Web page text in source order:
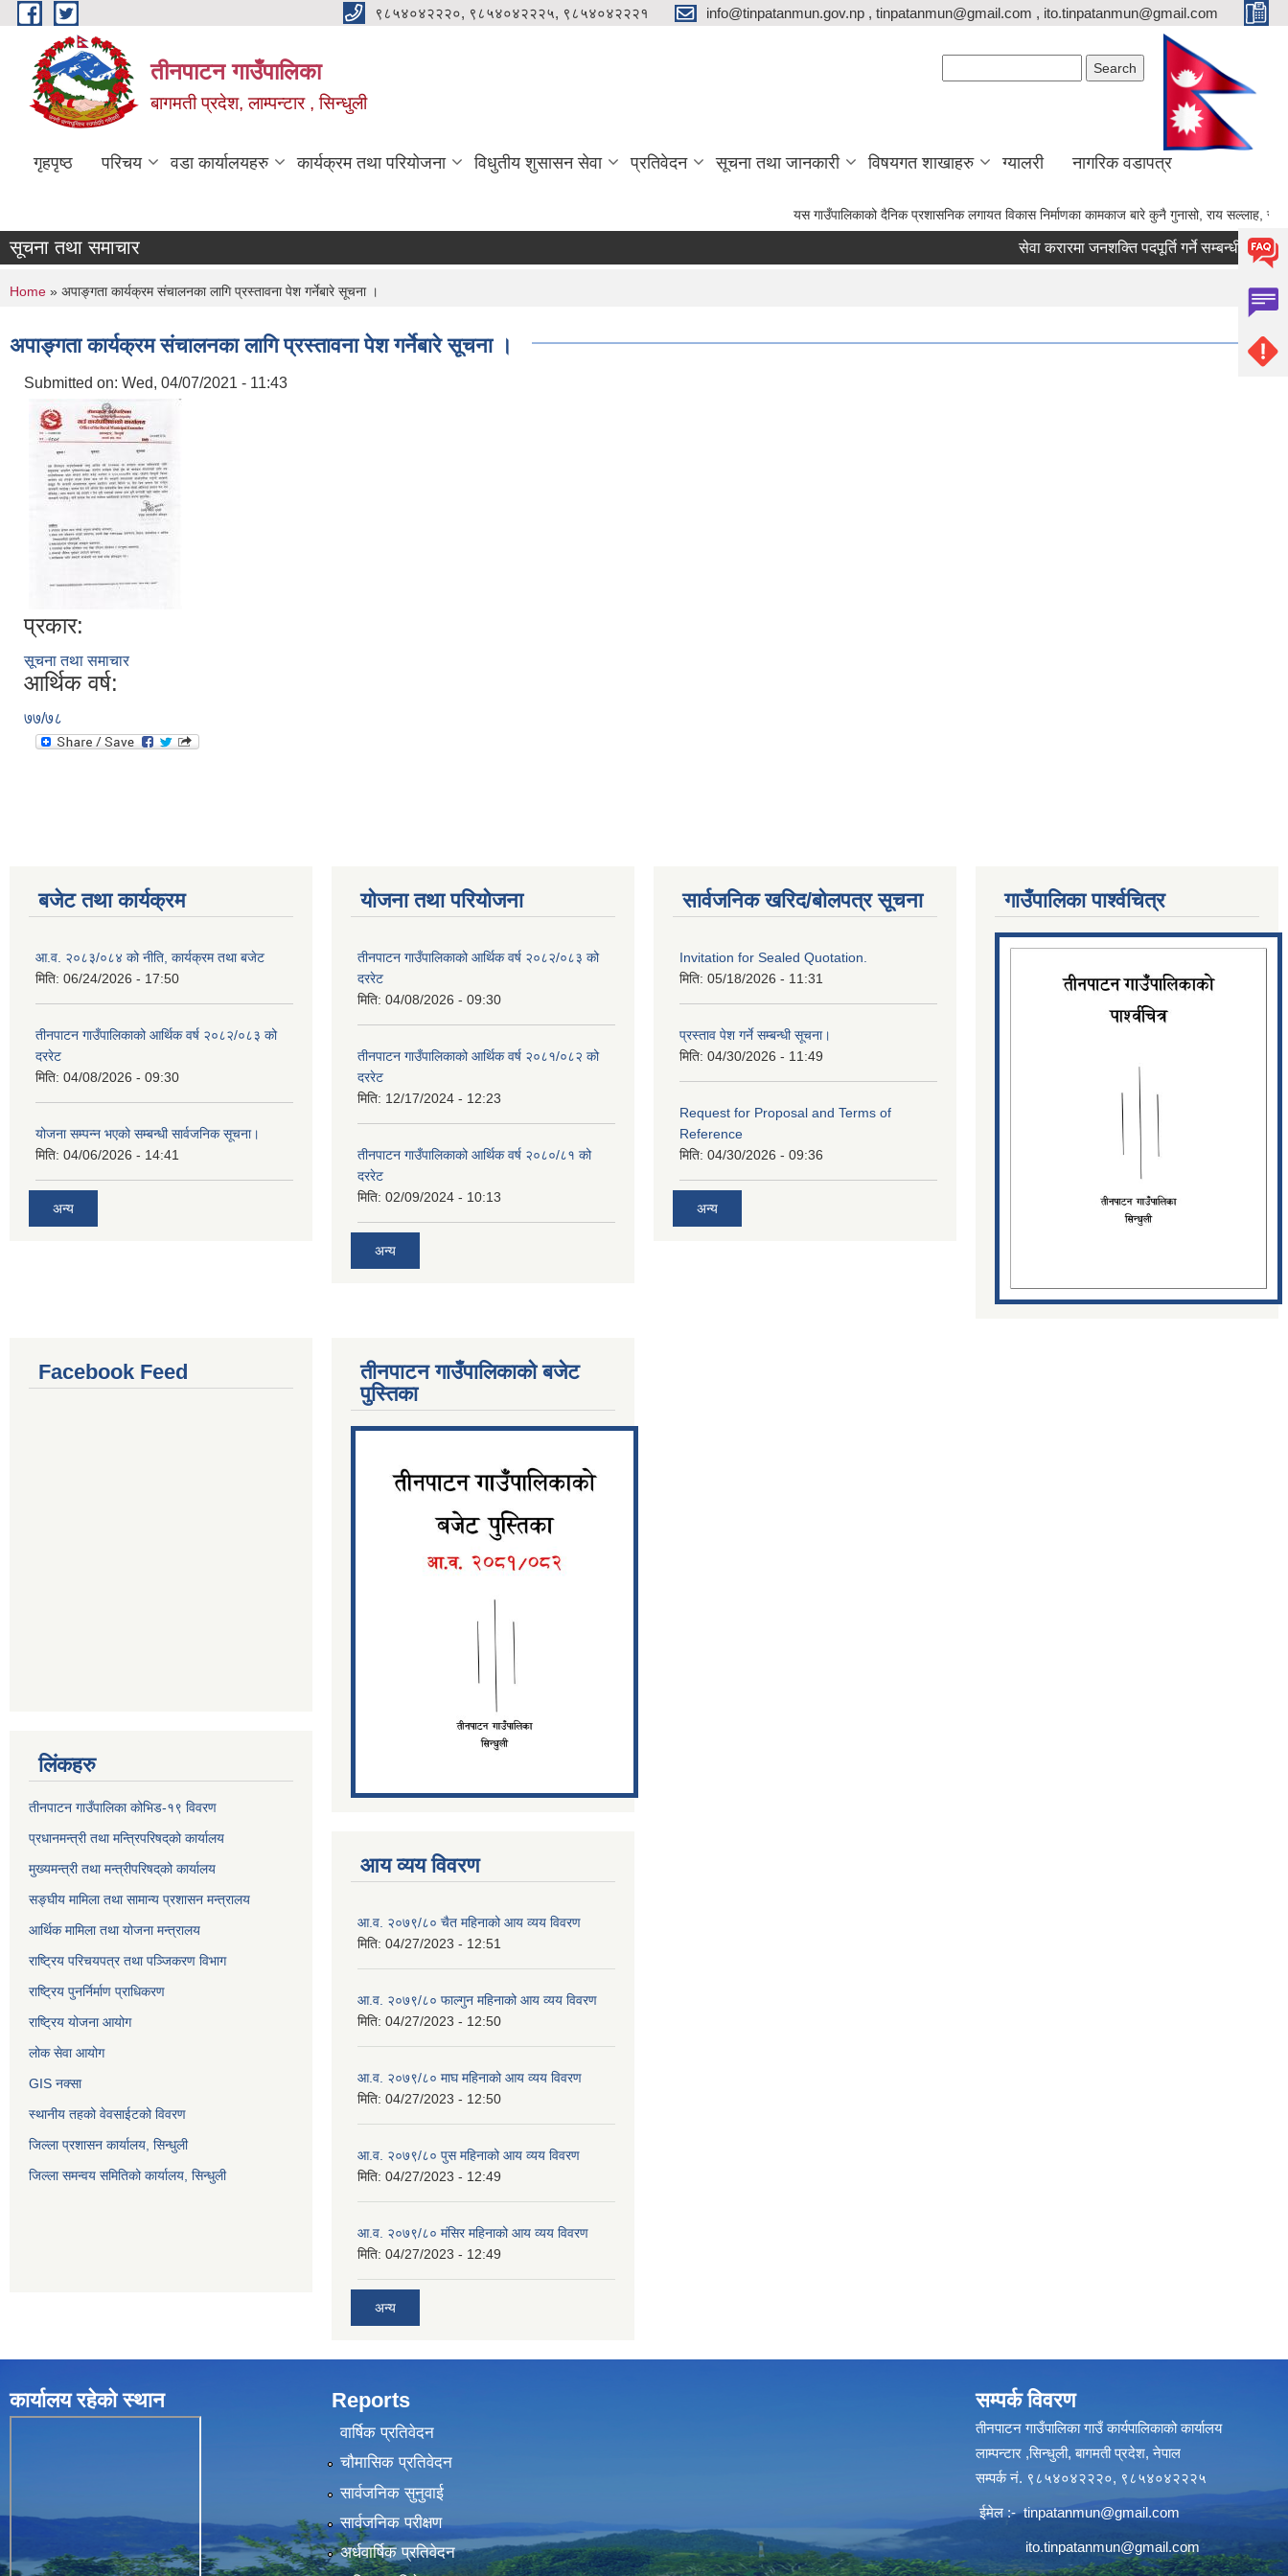
Skip to main content ९८५४०४२२२०, ९८५४०४२२२५, ९८५४०४२२२१ info@tinpatanmun.gov.np , tinpatanmun@gmail.com , ito.tinpatanmun@gmail.com
तीनपाटन गाउँपालिका
बागमती प्रदेश, लाम्पन्टार , सिन्धुली
गृहपृष्ठ परिचय वडा कार्यालयहरु कार्यक्रम तथा परियोजना विधुतीय शुसासन सेवा प्रतिवेदन सूचना तथा जानकारी विषयगत शाखाहरु ग्यालरी नागरिक वडापत्र
यस गाउँपालिकाको दैनिक प्रशासनिक लगायत विकास निर्माणका कामकाज बारे कुनै गुनासो, राय सल्लाह, सुझाव
सूचना तथा समाचार सेवा करारमा जनशक्ति पदपूर्ति गर्ने सम्बन्धी सूचना।
You are here
Home » अपाङ्गता कार्यक्रम संचालनका लागि प्रस्तावना पेश गर्नेबारे सूचना ।
अपाङ्गता कार्यक्रम संचालनका लागि प्रस्तावना पेश गर्नेबारे सूचना ।
Submitted on: Wed, 04/07/2021 - 11:43
प्रकार:
सूचना तथा समाचार
आर्थिक वर्ष:
७७/७८
बजेट तथा कार्यक्रम
आ.व. २०८३/०८४ को नीति, कार्यक्रम तथा बजेट
मिति: 06/24/2026 - 17:50
तीनपाटन गाउँपालिकाको आर्थिक वर्ष २०८२/०८३ को
दररेट
मिति: 04/08/2026 - 09:30
योजना सम्पन्न भएको सम्बन्धी सार्वजनिक सूचना।
मिति: 04/06/2026 - 14:41
अन्य
योजना तथा परियोजना
तीनपाटन गाउँपालिकाको आर्थिक वर्ष २०८२/०८३ को
दररेट
मिति: 04/08/2026 - 09:30
तीनपाटन गाउँपालिकाको आर्थिक वर्ष २०८१/०८२ को
दररेट
मिति: 12/17/2024 - 12:23
तीनपाटन गाउँपालिकाको आर्थिक वर्ष २०८०/८१ को
दररेट
मिति: 02/09/2024 - 10:13
अन्य
सार्वजनिक खरिद/बोलपत्र सूचना
Invitation for Sealed Quotation.
मिति: 05/18/2026 - 11:31
प्रस्ताव पेश गर्ने सम्बन्धी सूचना।
मिति: 04/30/2026 - 11:49
Request for Proposal and Terms of
Reference
मिति: 04/30/2026 - 09:36
अन्य
गाउँपालिका पार्श्‍वचित्र
Facebook Feed
लिंकहरु
तीनपाटन गाउँपालिका कोभिड-१९ विवरण
प्रधानमन्त्री तथा मन्त्रिपरिषद्‌को कार्यालय
मुख्यमन्त्री तथा मन्त्रीपरिषद्‌को कार्यालय
सङ्घीय मामिला तथा सामान्य प्रशासन मन्त्रालय
आर्थिक मामिला तथा योजना मन्त्रालय
राष्ट्रिय परिचयपत्र तथा पञ्जिकरण विभाग
राष्ट्रिय पुनर्निर्माण प्राधिकरण
राष्ट्रिय योजना आयोग
लोक सेवा आयोग
GIS नक्सा
स्थानीय तहको वेवसाईटको विवरण
जिल्ला प्रशासन कार्यालय, सिन्धुली
जिल्ला समन्वय समितिको कार्यालय, सिन्धुली
तीनपाटन गाउँपालिकाको बजेट
पुस्तिका
आय व्यय विवरण
आ.व. २०७९/८० चैत महिनाको आय व्यय विवरण
मिति: 04/27/2023 - 12:51
आ.व. २०७९/८० फाल्गुन महिनाको आय व्यय विवरण
मिति: 04/27/2023 - 12:50
आ.व. २०७९/८० माघ महिनाको आय व्यय विवरण
मिति: 04/27/2023 - 12:50
आ.व. २०७९/८० पुस महिनाको आय व्यय विवरण
मिति: 04/27/2023 - 12:49
आ.व. २०७९/८० मंसिर महिनाको आय व्यय विवरण
मिति: 04/27/2023 - 12:49
अन्य
कार्यालय रहेकाे स्थान Reports
वार्षिक प्रतिवेदन
चौमासिक प्रतिवेदन
सार्वजनिक सुनुवाई
सार्वजनिक परीक्षण
अर्धवार्षिक प्रतिवेदन
सम्पर्क विवरण
तीनपाटन गाउँपालिका गाउँ कार्यपालिकाको कार्यालय
लाम्पन्टार ,सिन्धुली, बागमती प्रदेश, नेपाल
सम्पर्क नं. ९८५४०४२२२०, ९८५४०४२२२५
ईमेल :-tinpatanmun@gmail.com
ito.tinpatanmun@gmail.com